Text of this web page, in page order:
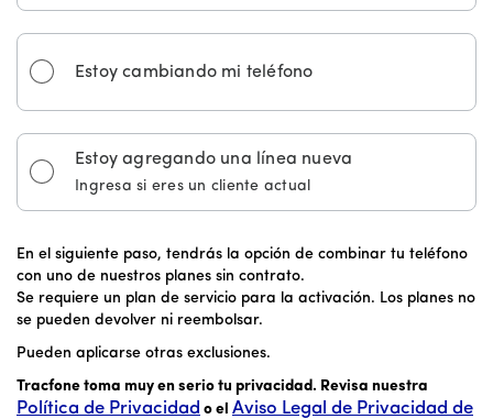
Estoy cambiando mi teléfono
Estoy agregando una línea nueva
Ingresa si eres un cliente actual
En el siguiente paso, tendrás la opción de combinar tu teléfono
con uno de nuestros planes sin contrato.
Se requiere un plan de servicio para la activación. Los planes no
se pueden devolver ni reembolsar.
Pueden aplicarse otras exclusiones.
Tracfone toma muy en serio tu privacidad. Revisa nuestra
Política de Privacidad o el Aviso Legal de Privacidad de